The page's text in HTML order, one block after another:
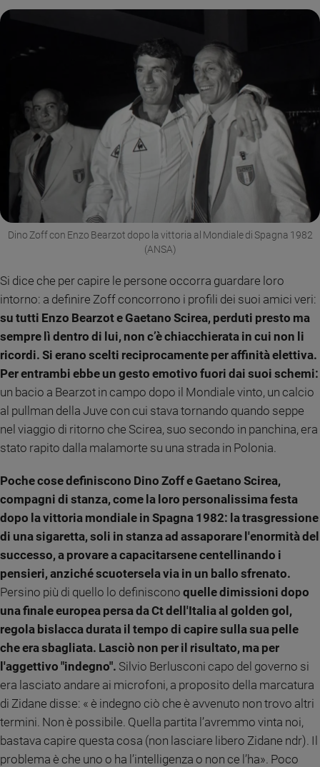
Dino Zoff con Enzo Bearzot dopo la vittoria al Mondiale di Spagna 1982
(ANSA)
Si dice che per capire le persone occorra guardare loro
intorno: a definire Zoff concorrono i profili dei suoi amici veri:
su tutti Enzo Bearzot e Gaetano Scirea, perduti presto ma
sempre lì dentro di lui, non c’è chiacchierata in cui non li
ricordi. Si erano scelti reciprocamente per affinità elettiva.
Per entrambi ebbe un gesto emotivo fuori dai suoi schemi:
un bacio a Bearzot in campo dopo il Mondiale vinto, un calcio
al pullman della Juve con cui stava tornando quando seppe
nel viaggio di ritorno che Scirea, suo secondo in panchina, era
stato rapito dalla malamorte su una strada in Polonia.
Poche cose definiscono Dino Zoff e Gaetano Scirea,
compagni di stanza, come la loro personalissima festa
dopo la vittoria mondiale in Spagna 1982: la trasgressione
di una sigaretta, soli in stanza ad assaporare l'enormità del
successo, a provare a capacitarsene centellinando i
pensieri, anziché scuotersela via in un ballo sfrenato.
Persino più di quello lo definiscono quelle dimissioni dopo
una finale europea persa da Ct dell'Italia al golden gol,
regola bislacca durata il tempo di capire sulla sua pelle
che era sbagliata. Lasciò non per il risultato, ma per
l'aggettivo "indegno". Silvio Berlusconi capo del governo si
era lasciato andare ai microfoni, a proposito della marcatura
di Zidane disse: « è indegno ciò che è avvenuto non trovo altri
termini. Non è possibile. Quella partita l’avremmo vinta noi,
bastava capire questa cosa (non lasciare libero Zidane ndr). Il
problema è che uno o ha l’intelligenza o non ce l’ha». Poco